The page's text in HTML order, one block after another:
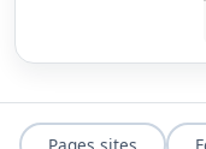
Pages sites